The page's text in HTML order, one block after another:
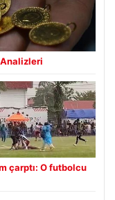
çarptı: O futbolcu